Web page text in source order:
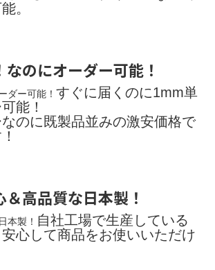
。
なのにオーダー可能！
すぐに届くのに1mm単
能！
のに既製品並みの激安価格で
＆高品質な日本製！
自社工場で生産している
心して商品をお使いいただけ